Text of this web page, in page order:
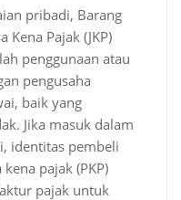
pribadi, Barang
Kena Pajak (JKP)
penggunaan atau
pengusaha
baik yang
Jika masuk dalam
identitas pembeli
pajak (PKP)
pajak untuk